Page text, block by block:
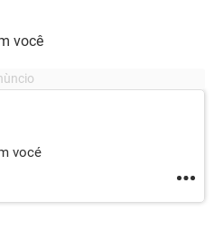
você
vocé